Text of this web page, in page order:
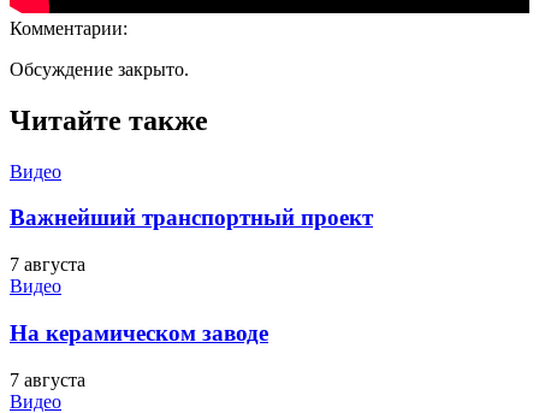
Комментарии:
Обсуждение закрыто.
Читайте также
Видео
Важнейший транспортный проект
7 августа
Видео
На керамическом заводе
7 августа
Видео